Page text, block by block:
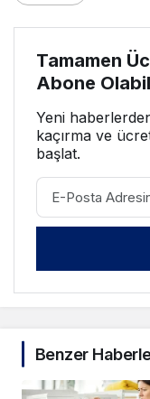
Tamamen
Abone
Yeni
kaçırma ve
başlat.
Benzer